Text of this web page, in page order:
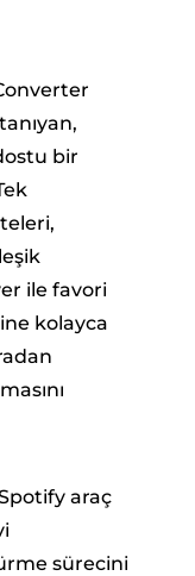
bir
ile favori
kolayca
araç
sürecini